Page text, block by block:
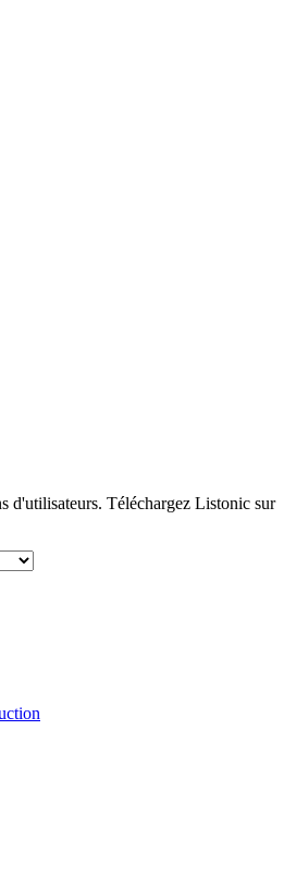
d'utilisateurs. Téléchargez Listonic sur